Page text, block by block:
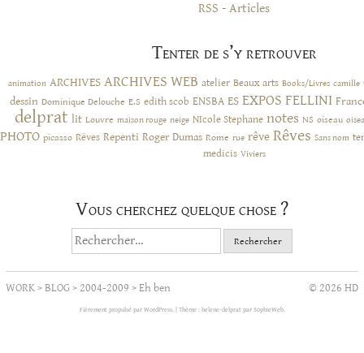
RSS - Articles
Tenter de s’y retrouver
animation ARCHIVES ARCHIVES WEB atelier Beaux arts Books/Livres camille
dessin Dominique Delouche E.S edith scob ENSBA ES EXPOS FELLINI
delprat lit Louvre maison rouge neige NIcole Stephane notes NS oiseau
PHOTO picasso Rêves Repenti Roger Dumas Rome rue rêve Rêves Sans nom
medicis Viviers
Vous cherchez quelque chose ?
Rechercher :
WORK>BLOG> 2004-2009 >Eh ben © 2026 HD
Fièrement propulsé par WordPress. Thème : helene-delprat par SophieWeb.